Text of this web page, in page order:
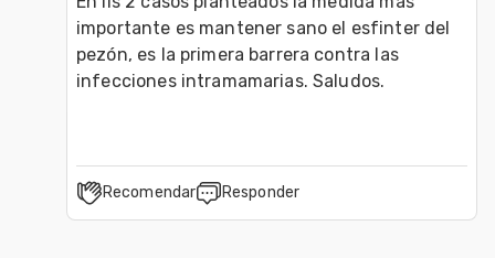
importante es mantener sano el esfinter del
pezón, es la primera barrera contra las
infecciones intramamarias. Saludos.
Recomendar Responder